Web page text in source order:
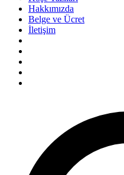
Hakkımızda
Belge ve Ücret
İletişim